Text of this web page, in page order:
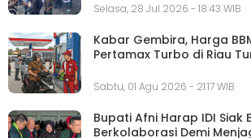
Selasa, 28 Jul 2026 - 18:43 WIB
Kabar Gembira, Harga
Pertamax Turbo di Riau
Sabtu, 01 Agu 2026 - 21:17 WIB
Bupati Afni Harap IDI Siak
Berkolaborasi Demi